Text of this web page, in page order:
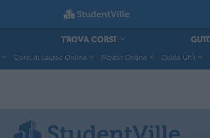
TROVA CORSI
Corsi di Laurea Online Master Online Guide Utili